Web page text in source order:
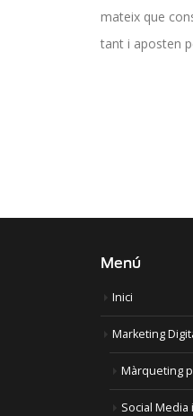
mateix que
tant i aposten
Menú
Inici
Marketing
Màrqueting
Social Media